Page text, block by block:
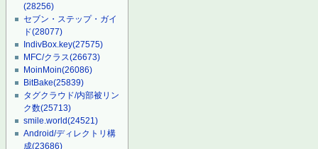
(28256)
セブン・ステップ・ガイ
ド(28077)
IndivBox.key(27575)
MFC/クラス(26673)
MoinMoin(26086)
BitBake(25839)
タグクラウド/内部被リン
ク数(25713)
smile.world(24521)
Android/ディレクトリ構
成(23686)